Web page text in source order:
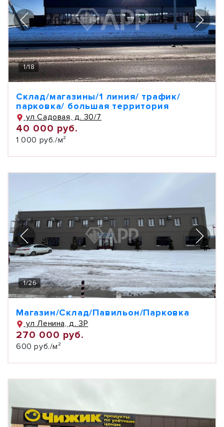
1/18
Склад/магазины/1 линия/ трафик/
парковка/ большая территория
ул Садовая, д. 30/7
40 000 руб.
1 000 руб./м²
1/26
Магазин/Склад/Павильон/Парковка
ул Ленина, д. 3Р
270 000 руб.
600 руб./м²